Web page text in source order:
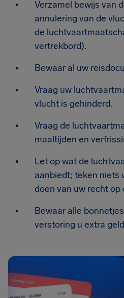
Verzamel bewijs van
annulering van de
de
vertrekbord).
Bewaar al uw
Vraag uw
vlucht is gehinderd.
Vraag de
maaltijden en
Let op wat de
aanbiedt; teken niets
doen van uw recht op
Bewaar alle
verstoring u extra